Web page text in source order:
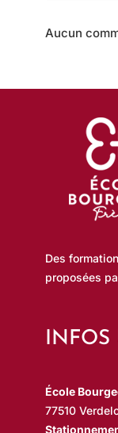
Aucun
Des
proposées
INFOS
École
77510